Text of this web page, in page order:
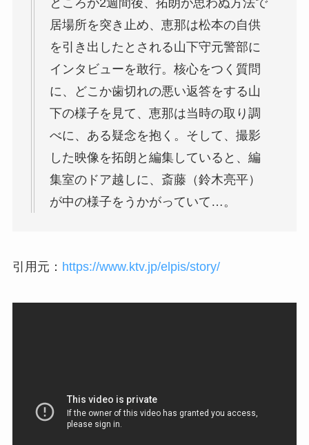
居場所を突き止め、恵那は松本の自供
を引き出したとされる山下守元警部に
インタビューを敢行。核心をつく質問
に、どこか歯切れの悪い返答をする山
下の様子を見て、恵那は当時の取り調
べに、ある疑念を抱く。そして、撮影
した映像を拓朗と編集していると、編
集室のドア越しに、斎藤（鈴木亮平）
が中の様子をうかがっていて…。
引用元： https://www.ktv.jp/elpis/story/